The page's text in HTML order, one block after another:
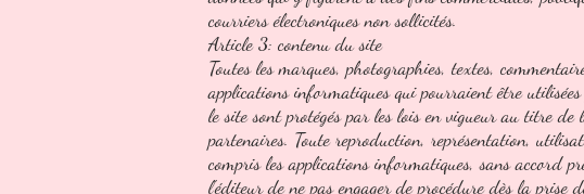
courriers électroniques non sollicités.
Article 3: contenu du site
Toutes les marques, photographies, textes,
applications informatiques qui pourraient être
le site sont protégés par les lois en vigueur au titre
partenaires. Toute reproduction, représentation,
compris les applications informatiques, sans accord
l'éditeur de ne pas engager de procédure dès la prise